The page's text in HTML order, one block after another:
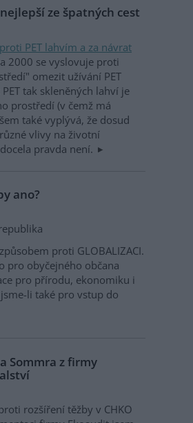
ze špatných cest
PET lahvím a za návrat
2000 se vyslovuje proti
omezit užívání PET
tak skleněných lahví je
prostředí (v čemž má
také vyplývá, že dosud
vlivy na životní
pravda není.
ano?
proti GLOBALIZACI.
pro obyčejného občana
pro přírodu, ekonomiku i
li také pro vstup do
Sommra z firmy
rozšíření těžby v CHKO